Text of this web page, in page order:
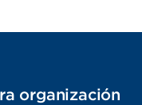
organización